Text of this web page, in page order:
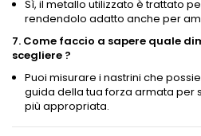
Sì, il metallo utilizzato è trattato
rendendolo adatto anche per
7. Come faccio a sapere quale
scegliere ?
Puoi misurare i nastrini che
guida della tua forza armata per
più appropriata.